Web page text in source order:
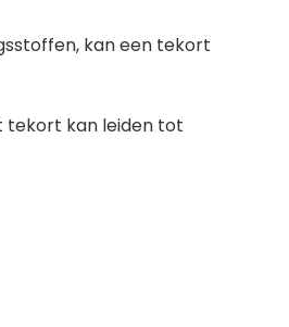
kan een tekort
tekort kan leiden tot